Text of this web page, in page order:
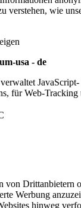
verstehen, wie
usa - de
für Web-Tracking
von Drittanbietern
Werbung
hinweg